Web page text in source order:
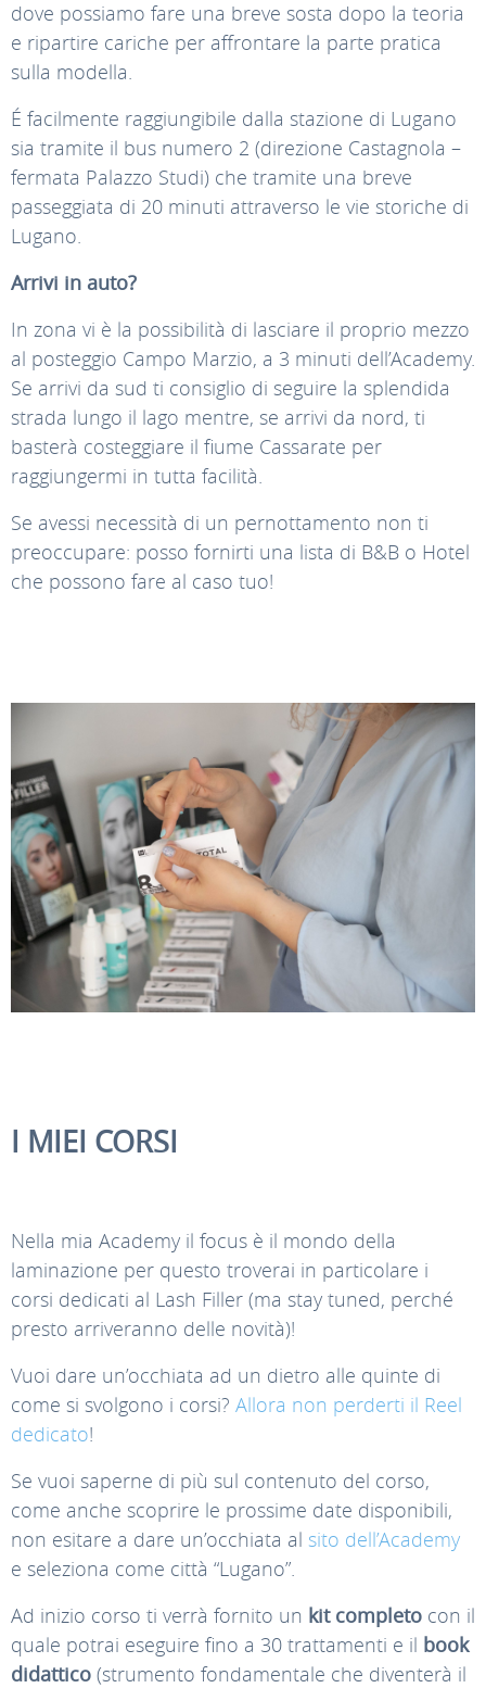
dove possiamo fare una breve sosta dopo la teoria
e ripartire cariche per affrontare la parte pratica
sulla modella.
É facilmente raggiungibile dalla stazione di Lugano
sia tramite il bus numero 2 (direzione Castagnola –
fermata Palazzo Studi) che tramite una breve
passeggiata di 20 minuti attraverso le vie storiche di
Lugano.
Arrivi in auto?
In zona vi è la possibilità di lasciare il proprio mezzo
al posteggio Campo Marzio, a 3 minuti dell’Academy.
Se arrivi da sud ti consiglio di seguire la splendida
strada lungo il lago mentre, se arrivi da nord, ti
basterà costeggiare il fiume Cassarate per
raggiungermi in tutta facilità.
Se avessi necessità di un pernottamento non ti
preoccupare: posso fornirti una lista di B&B o Hotel
che possono fare al caso tuo!
I MIEI CORSI
Nella mia Academy il focus è il mondo della
laminazione per questo troverai in particolare i
corsi dedicati al Lash Filler (ma stay tuned, perché
presto arriveranno delle novità)!
Vuoi dare un’occhiata ad un dietro alle quinte di
come si svolgono i corsi? Allora non perderti il Reel
dedicato!
Se vuoi saperne di più sul contenuto del corso,
come anche scoprire le prossime date disponibili,
non esitare a dare un’occhiata al sito dell’Academy
e seleziona come città “Lugano”.
Ad inizio corso ti verrà fornito un kit completo con il
quale potrai eseguire fino a 30 trattamenti e il book
didattico (strumento fondamentale che diventerà il